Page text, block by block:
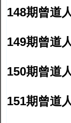
148期曾道
149期曾道
150期曾道
151期曾道